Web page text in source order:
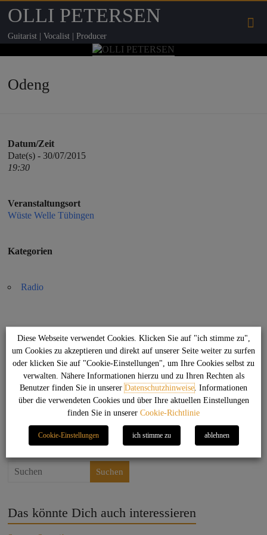
OLLI PETERSEN
Guitarist | Vocalist | Producer
Odeng
Datum/Zeit
Date(s) - 30/07/2015
19:30
Veranstaltungsort
Wüste Welle Tübingen
Kategorien
Radio
Odeng ODENG bei Klaus Birk
Suchen
Das könnte Dich auch interessieren
Diese Webseite verwendet Cookies. Klicken Sie auf "ich stimme zu",
um Cookies zu akzeptieren und direkt auf unserer Seite weiter zu surfen
oder klicken Sie auf "Cookie-Einstellungen", um Ihre Cookies selbst zu
verwalten. Nähere Informationen hierzu und zu Ihren Rechten als
Benutzer finden Sie in unsererDatenschutzhinweise. Informationen
über die verwendeten Cookies und über Ihre aktuellen Einstellungen
finden Sie in unserer Cookie-Richtlinie
Cookie-Einstellungen ich stimme zu ablehnen